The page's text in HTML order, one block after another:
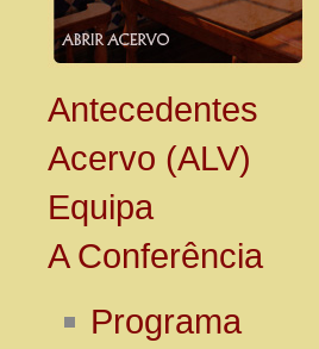
Antecedentes
Acervo (ALV)
Equipa
A Conferência
Programa